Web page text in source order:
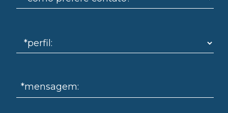
*mensagem: